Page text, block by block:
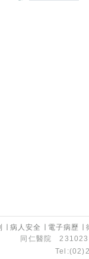
∣病人安全 電子病歷 ∣
同仁醫院